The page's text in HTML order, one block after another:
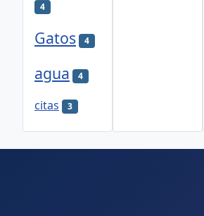
4
Gatos 4
agua 4
citas 3